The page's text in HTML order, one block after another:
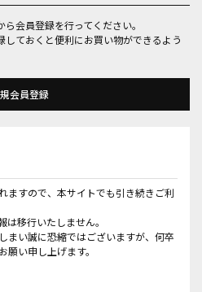
会員登録を行ってください。
ておくと便利にお買い物ができるよう
ますので、本サイトでも引き続きご利
移行いたしません。
まい誠に恐縮ではございますが、何卒
願い申し上げます。